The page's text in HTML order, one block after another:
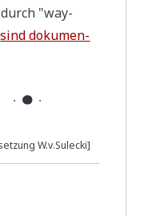
durch "way­
sind doku­men­
・ ・
W.v.Sulecki]